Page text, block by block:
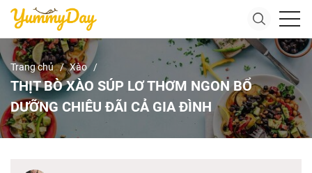
Trang chủ Xào
THỊT BÒ XÀO SÚP LƠ THƠM NGON BỔ
DƯỠNG CHIÊU ĐÃI CẢ GIA ĐÌNH